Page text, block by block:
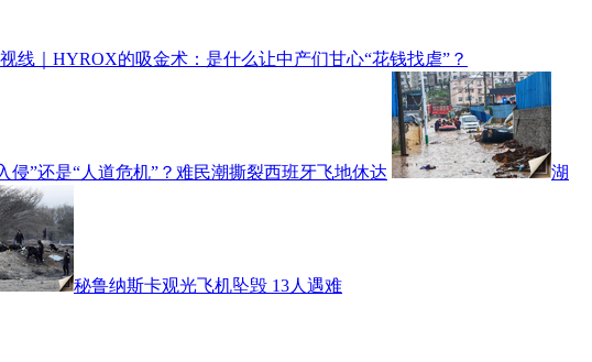
视线｜HYROX的吸金术：是什么让中产们甘心“花钱找虐”？
侵”还是“人道危机”？难民潮撕裂西班牙飞地休达 湖
秘鲁纳斯卡观光飞机坠毁 13人遇难